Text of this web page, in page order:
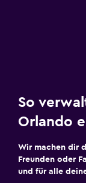
So
Orlando
Wir machen dir
Freunden oder
und für alle